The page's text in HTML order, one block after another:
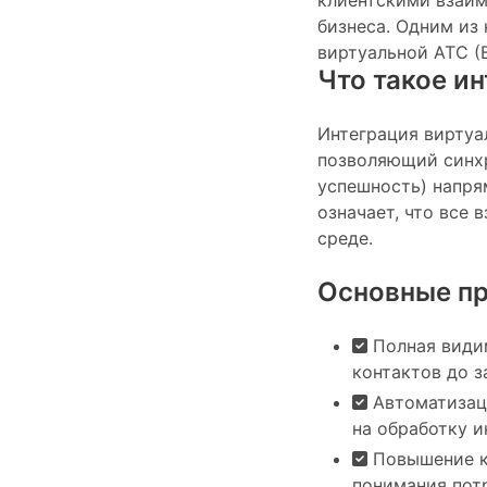
бизнеса. Одним из
виртуальной АТС
Что такое
Интеграция
позволяющий
успешность)
означает, что все
среде.
Основные
Полная
контактов до
на обработку
Повышение